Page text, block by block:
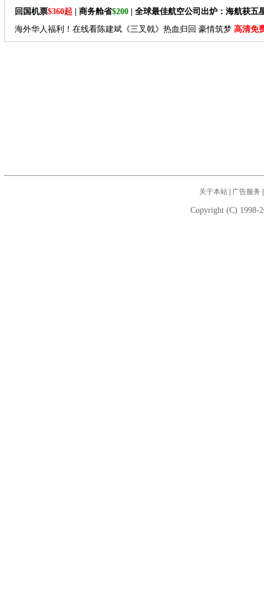
回国机票$360起 | 商务舱省$200 | 全球最佳航空公司出炉：海航获五
海外华人福利！在线看陈建斌《三叉戟》热血归回 豪情筑梦 高清免
关于本站| 广告服务
Copyright (C) 1998-